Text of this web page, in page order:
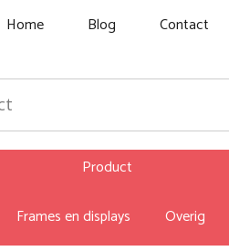
Home Blog Contact
Product
Frames en displays Overig